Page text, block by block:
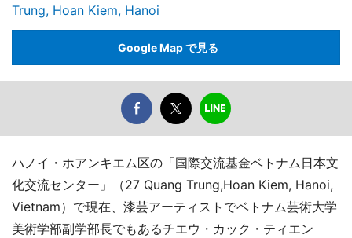
Trung, Hoan Kiem, Hanoi
Google Map で見る
ハノイ・ホアンキエム区の「国際交流基金ベトナム日本文
化交流センター」（27 Quang Trung,Hoan Kiem, Hanoi,
Vietnam）で現在、漆芸アーティストでベトナム芸術大学
美術学部副学部長でもあるチエウ・カック・ティエン